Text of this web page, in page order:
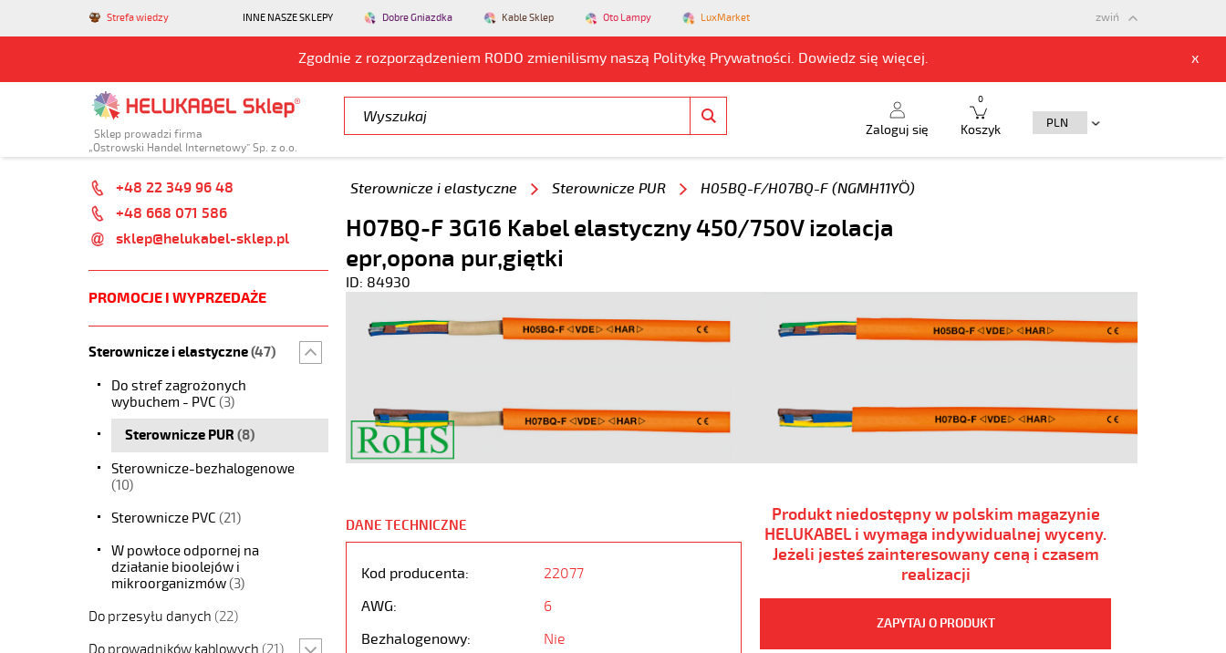
Strefa wiedzy INNE NASZE SKLEPY Dobre Gniazdka Kable Sklep Oto Lampy LuxMarket
Zgodnie z rozporządzeniem RODO zmienilismy naszą Politykę Prywatności. Dowiedz się więcej. x
zwiń
Sklep prowadzi firma
„Ostrowski Handel Internetowy” Sp. z o.o.
Zaloguj się Koszyk
0
+48 22 349 96 48
+48 668 071 586
sklep@helukabel-sklep.pl
PROMOCJE I WYPRZEDAŻE
Sterownicze i elastyczne(47)
Do stref zagrożonych
wybuchem - PVC (3)
Sterownicze PUR (8)
Sterownicze-bezhalogenowe
(10)
Sterownicze PVC (21)
W powłoce odpornej na
działanie bioolejów i
mikroorganizmów(3)
Do przesyłu danych (22)
Do prowadników kablowych (21)
Sterownicze i elastyczne Sterownicze PUR H05BQ-F/H07BQ-F (NGMH11YÖ)
H07BQ-F 3G16 Kabel elastyczny 450/750V izolacja
epr,opona pur,giętki
ID: 84930
DANE TECHNICZNE
Kod producenta:
22077
AWG:
6
Bezhalogenowy:
Nie
Produkt niedostępny w polskim magazynie
HELUKABEL i wymaga indywidualnej wyceny.
Jeżeli jesteś zainteresowany ceną i czasem
realizacji
ZAPYTAJ O PRODUKT